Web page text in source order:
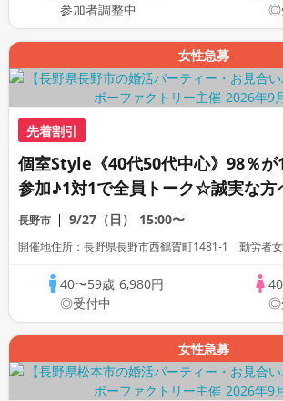
参加者調整中
◎
女性急募
先着割引
個室Style《40代50代中心》98％が
参加♪1対1で全員トーク☆誠実な方
活パーティー
長野市 9/27（日） 15:00〜
開催地住所：長野県長野市西鶴賀町1481-1 勤労者
40〜59歳 6,980円
◎受付中
◎
女性急募